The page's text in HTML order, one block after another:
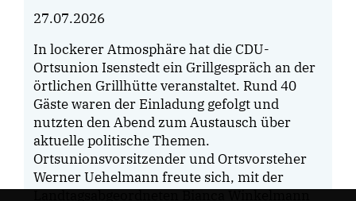
27.07.2026
In lockerer Atmosphäre hat die CDU-
Ortsunion Isenstedt ein Grillgespräch an der
örtlichen Grillhütte veranstaltet. Rund 40
Gäste waren der Einladung gefolgt und
nutzten den Abend zum Austausch über
aktuelle politische Themen.
Ortsunionsvorsitzender und Ortsvorsteher
Werner Uehelmann freute sich, mit der